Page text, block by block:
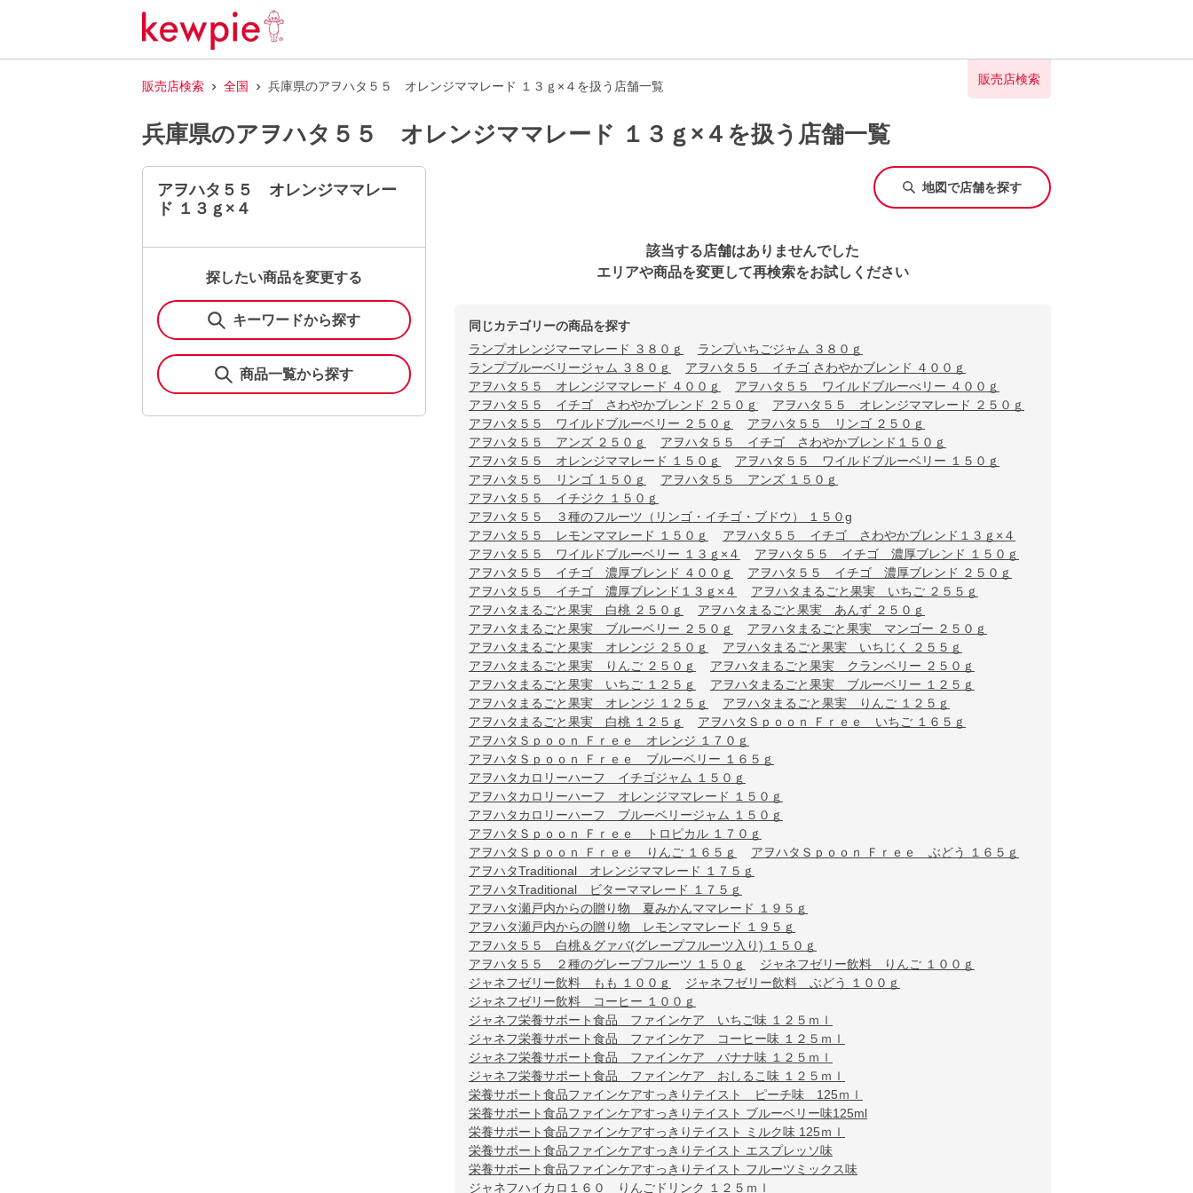
販売店検索 全国 兵庫県のアヲハタ５５ オレンジママレード １３ｇ×４を扱う店舗一覧 販売店検索
兵庫県のアヲハタ５５ オレンジママレード １３ｇ×４を扱う店舗一覧
アヲハタ５５ オレンジママレー
ド １３ｇ×４
探したい商品を変更する
キーワードから探す
商品一覧から探す
地図で店舗を探す
該当する店舗はありませんでした
エリアや商品を変更して再検索をお試しください
同じカテゴリーの商品を探す
ランプオレンジマーマレード ３８０ｇ
ランプいちごジャム ３８０ｇ
ランプブルーベリージャム ３８０ｇ
アヲハタ５５ イチゴ さわやかブレンド ４００ｇ
アヲハタ５５ オレンジママレード ４００ｇ
アヲハタ５５ ワイルドブルーべリー ４００ｇ
アヲハタ５５ イチゴ さわやかブレンド ２５０ｇ
アヲハタ５５ オレンジママレード ２５０ｇ
アヲハタ５５ ワイルドブルーベリー ２５０ｇ
アヲハタ５５ リンゴ ２５０ｇ
アヲハタ５５ アンズ ２５０ｇ
アヲハタ５５ イチゴ さわやかブレンド１５０ｇ
アヲハタ５５ オレンジママレード １５０ｇ
アヲハタ５５ ワイルドブルーベリー １５０ｇ
アヲハタ５５ リンゴ １５０ｇ
アヲハタ５５ アンズ １５０ｇ
アヲハタ５５ イチジク １５０ｇ
アヲハタ５５ ３種のフルーツ（リンゴ・イチゴ・ブドウ） １５０g
アヲハタ５５ レモンママレード １５０ｇ
アヲハタ５５ イチゴ さわやかブレンド１３ｇ×４
アヲハタ５５ ワイルドブルーベリー １３ｇ×４
アヲハタ５５ イチゴ 濃厚ブレンド １５０ｇ
アヲハタ５５ イチゴ 濃厚ブレンド ４００ｇ
アヲハタ５５ イチゴ 濃厚ブレンド ２５０ｇ
アヲハタ５５ イチゴ 濃厚ブレンド１３ｇ×４
アヲハタまるごと果実 いちご ２５５ｇ
アヲハタまるごと果実 白桃 ２５０ｇ
アヲハタまるごと果実 あんず ２５０ｇ
アヲハタまるごと果実 ブルーベリー ２５０ｇ
アヲハタまるごと果実 マンゴー ２５０ｇ
アヲハタまるごと果実 オレンジ ２５０ｇ
アヲハタまるごと果実 いちじく ２５５ｇ
アヲハタまるごと果実 りんご ２５０ｇ
アヲハタまるごと果実 クランベリー ２５０ｇ
アヲハタまるごと果実 いちご １２５ｇ
アヲハタまるごと果実 ブルーベリー １２５ｇ
アヲハタまるごと果実 オレンジ １２５ｇ
アヲハタまるごと果実 りんご １２５ｇ
アヲハタまるごと果実 白桃 １２５ｇ
アヲハタＳｐｏｏｎ Ｆｒｅｅ いちご １６５ｇ
アヲハタＳｐｏｏｎ Ｆｒｅｅ オレンジ １７０ｇ
アヲハタＳｐｏｏｎ Ｆｒｅｅ ブルーベリー １６５ｇ
アヲハタカロリーハーフ イチゴジャム １５０ｇ
アヲハタカロリーハーフ オレンジママレード １５０ｇ
アヲハタカロリーハーフ ブルーベリージャム １５０ｇ
アヲハタＳｐｏｏｎ Ｆｒｅｅ トロピカル １７０ｇ
アヲハタＳｐｏｏｎ Ｆｒｅｅ りんご １６５ｇ
アヲハタＳｐｏｏｎ Ｆｒｅｅ ぶどう １６５ｇ
アヲハタTraditional オレンジママレード １７５ｇ
アヲハタTraditional ビターママレード １７５ｇ
アヲハタ瀬戸内からの贈り物 夏みかんママレード １９５ｇ
アヲハタ瀬戸内からの贈り物 レモンママレード １９５ｇ
アヲハタ５５ 白桃＆グァバ(グレープフルーツ入り) １５０ｇ
アヲハタ５５ ２種のグレープフルーツ １５０ｇ
ジャネフゼリー飲料 りんご １００ｇ
ジャネフゼリー飲料 もも １００ｇ
ジャネフゼリー飲料 ぶどう １００ｇ
ジャネフゼリー飲料 コーヒー １００ｇ
ジャネフ栄養サポート食品 ファインケア いちご味 １２５ｍｌ
ジャネフ栄養サポート食品 ファインケア コーヒー味 １２５ｍｌ
ジャネフ栄養サポート食品 ファインケア バナナ味 １２５ｍｌ
ジャネフ栄養サポート食品 ファインケア おしるこ味 １２５ｍｌ
栄養サポート食品ファインケアすっきりテイスト ピーチ味 125ｍｌ
栄養サポート食品ファインケアすっきりテイスト ブルーベリー味125ml
栄養サポート食品ファインケアすっきりテイスト ミルク味 125ｍｌ
栄養サポート食品ファインケアすっきりテイスト エスプレッソ味
栄養サポート食品ファインケアすっきりテイスト フルーツミックス味
ジャネフハイカロ１６０ りんごドリンク １２５ｍｌ